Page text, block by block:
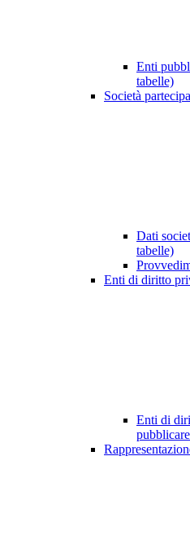
Enti
tabelle)
Società
Dati
tabelle)
Enti di diritto
Enti di